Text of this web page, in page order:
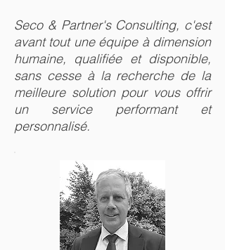
Seco & Partner's Consulting, c'est
avant tout une équipe à dimension
humaine, qualifiée et disponible,
sans cesse à la recherche de la
meilleure solution pour vous offrir
un service performant et
personnalisé.